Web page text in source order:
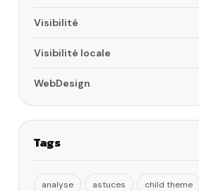
Visibilité
Visibilité locale
WebDesign
Tags
analyse astuces child theme